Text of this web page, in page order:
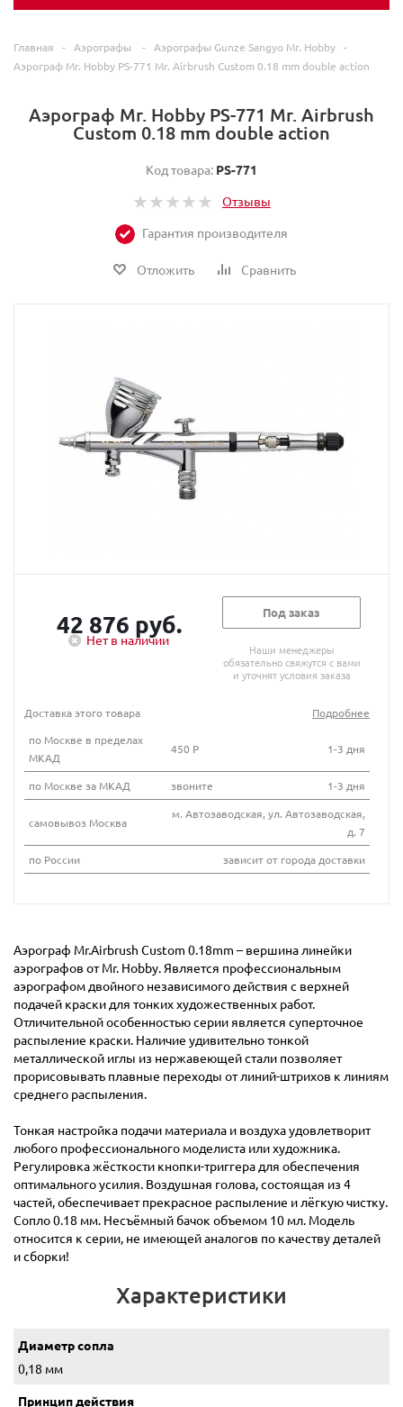
Главная - Аэрографы - Аэрографы Gunze Sangyo Mr. Hobby -
Аэрограф Mr. Hobby PS-771 Mr. Airbrush Custom 0.18 mm double action
Аэрограф Mr. Hobby PS-771 Mr. Airbrush
Custom 0.18 mm double action
Код товара: PS-771
Отзывы
Гарантия производителя
Отложить Сравнить
42 876 руб.
Нет в наличии
Под заказ
Наши менеджеры
обязательно свяжутся с вами
и уточнят условия заказа
Доставка этого товара
Подробнее
по Москве в пределах
МКАД
450 Р 1-3 дня
по Москве за МКАД звоните 1-3 дня
самовывоз Москва
м. Автозаводская, ул. Автозаводская,
д. 7
по России
зависит от города доставки
Аэрограф Mr.Airbrush Custom 0.18mm – вершина линейки
аэрографов от Mr. Hobby. Является профессиональным
аэрографом двойного независимого действия с верхней
подачей краски для тонких художественных работ.
Отличительной особенностью серии является суперточное
распыление краски. Наличие удивительно тонкой
металлической иглы из нержавеющей стали позволяет
прорисовывать плавные переходы от линий-штрихов к линиям
среднего распыления.
Тонкая настройка подачи материала и воздуха удовлетворит
любого профессионального моделиста или художника.
Регулировка жёсткости кнопки-триггера для обеспечения
оптимального усилия. Воздушная голова, состоящая из 4
частей, обеспечивает прекрасное распыление и лёгкую чистку.
Сопло 0.18 мм. Несъёмный бачок объемом 10 мл. Модель
относится к серии, не имеющей аналогов по качеству деталей
и сборки!
Характеристики
Диаметр сопла
0,18 мм
Принцип действия